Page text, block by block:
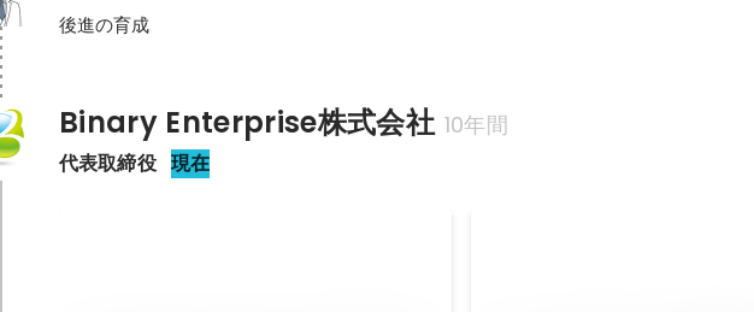
後進の育成
Binary Enterprise株式会社 10年間
代表取締役 現在